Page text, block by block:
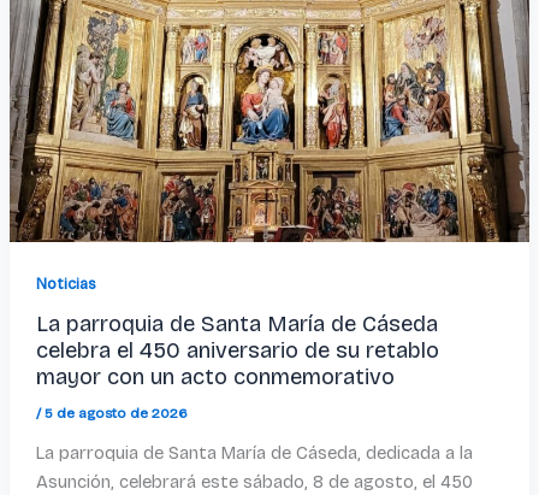
Noticias
La parroquia de Santa María de Cáseda
celebra el 450 aniversario de su retablo
mayor con un acto conmemorativo
/5 de agosto de 2026
La parroquia de Santa María de Cáseda, dedicada a la
Asunción, celebrará este sábado, 8 de agosto, el 450